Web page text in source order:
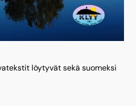
löytyvät sekä suomeksi